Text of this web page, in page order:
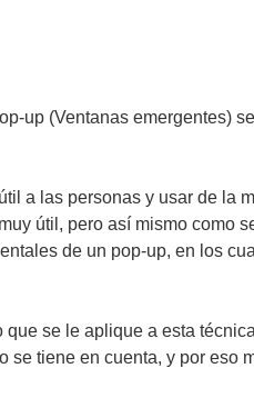
up (Ventanas emergentes)
a las personas y usar de la
útil, pero así mismo como
de un pop-up, en los
se le aplique a esta
se tiene en cuenta, y por eso